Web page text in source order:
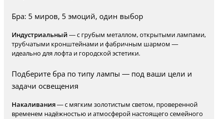
Бра: 5 миров, 5 эмоций, один выбор
Индустриальный — с грубым металлом, открытыми лампами,
трубчатыми кронштейнами и фабричным шармом —
идеально для лофта и городской эстетики.
Подберите бра по типу лампы — под ваши цели и
задачи освещения
Накаливания— с мягким золотистым светом, проверенной
временем надёжностью и атмосферой настоящего семейного